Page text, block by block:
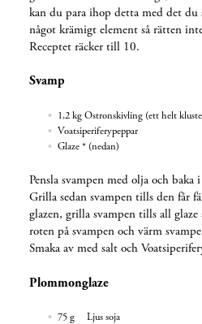
kan du para ihop detta med det
något krämigt element så rätten
Receptet räcker till 10.
Svamp
1,2 kg Ostronskivling (ett helt
Voatsiperiferypeppar
Glaze * (nedan)
Pensla svampen med olja och
Grilla sedan svampen tills den får
glazen, grilla svampen tills all glaze
roten på svampen och värm
Smaka av med salt och
Plommonglaze
75 g Ljus soja